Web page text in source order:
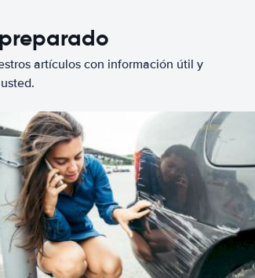
artículos con información útil y